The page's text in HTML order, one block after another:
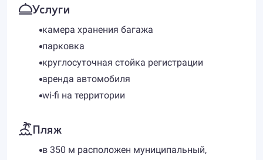
Услуги
камера хранения багажа
парковка
круглосуточная стойка регистрации
аренда автомобиля
wi-fi на территории
Пляж
в 350 м расположен муниципальный,